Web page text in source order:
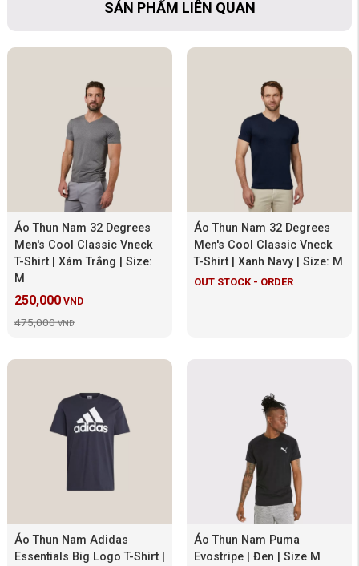
SẢN PHẨM LIÊN QUAN
Áo Thun Nam 32 Degrees
Men's Cool Classic Vneck
T-Shirt | Xám Trắng | Size:
M
250,000 VND
475,000 VND
Áo Thun Nam 32 Degrees
Men's Cool Classic Vneck
T-Shirt | Xanh Navy | Size: M
OUT STOCK - ORDER
Áo Thun Nam Adidas
Essentials Big Logo T-Shirt |
Áo Thun Nam Puma
Evostripe | Đen | Size M